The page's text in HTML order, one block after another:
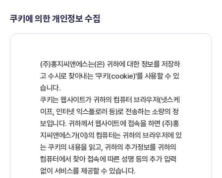
쿠키에 의한 개인정보 수집
(주)홍지씨앤에스는(은) 귀하에 대한 정보를 저장하
고 수시로 찾아내는 '쿠키(cookie)'를 사용할 수 있
습니다.
쿠키는 웹사이트가 귀하의 컴퓨터 브라우저(넷스케
이프, 인터넷 익스플로러 등)로 전송하는 소량의 정
보입니다. 귀하께서 웹사이트에 접속을 하면 (주)홍
지씨앤에스가(이)의 컴퓨터는 귀하의 브라우저에 있
는 쿠키의 내용을 읽고, 귀하의 추가정보를 귀하의
컴퓨터에서 찾아 접속에 따른 성명 등의 추가 입력
없이 서비스를 제공할 수 있습니다.